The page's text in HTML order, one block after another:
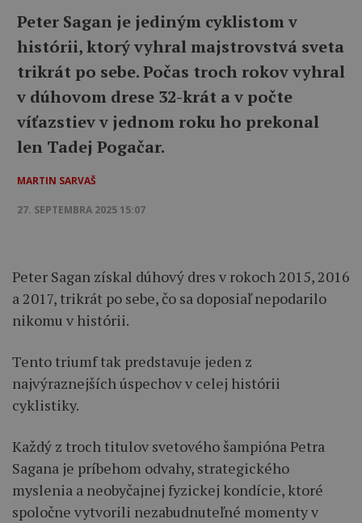
Peter Sagan je jediným cyklistom v
histórii, ktorý vyhral majstrovstvá sveta
trikrát po sebe. Počas troch rokov vyhral
v dúhovom drese 32-krát a v počte
víťazstiev v jednom roku ho prekonal
len Tadej Pogačar.
MARTIN SARVAŠ
27. SEPTEMBRA 2025 15:07
Peter Sagan získal dúhový dres v rokoch 2015, 2016
a 2017, trikrát po sebe, čo sa doposiaľ nepodarilo
nikomu v histórii.
Tento triumf tak predstavuje jeden z
najvýraznejších úspechov v celej histórii
cyklistiky.
Každý z troch titulov svetového šampióna Petra
Sagana je príbehom odvahy, strategického
myslenia a neobyčajnej fyzickej kondície, ktoré
spoločne vytvorili nezabudnuteľné momenty v